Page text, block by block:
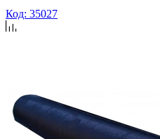
Код: 35027